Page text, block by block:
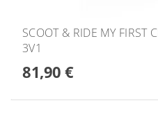
SCOOT & RIDE MY FIRST
3V1
81,90 €